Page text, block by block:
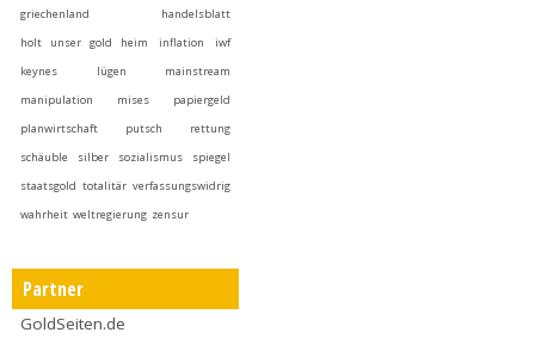
griechenland
handelsblatt
holt unser gold heim
inflation
iwf
keynes
lügen
mainstream
manipulation
mises
papiergeld
planwirtschaft
putsch
rettung
schäuble
silber sozialismus
spiegel
staatsgold totalitär verfassungswidrig
wahrheit weltregierung zensur
Partner
GoldSeiten.de